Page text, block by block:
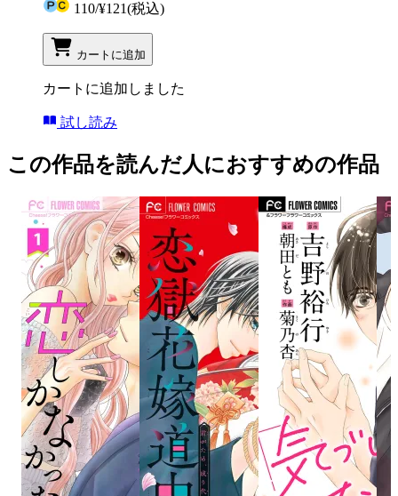
110/¥121(税込)
カートに追加
カートに追加しました
試し読み
この作品を読んだ人におすすめの作品